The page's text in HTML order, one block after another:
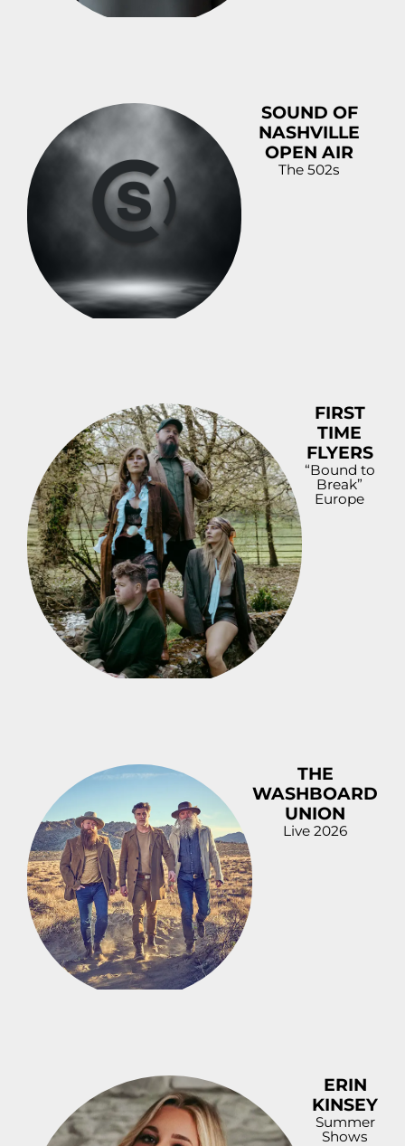
SOUND OF
NASHVILLE
OPEN AIR
The 502s
FIRST
TIME
FLYERS
“Bound to
Break”
Europe
THE
WASHBOARD
UNION
Live 2026
ERIN
KINSEY
Summer
Shows